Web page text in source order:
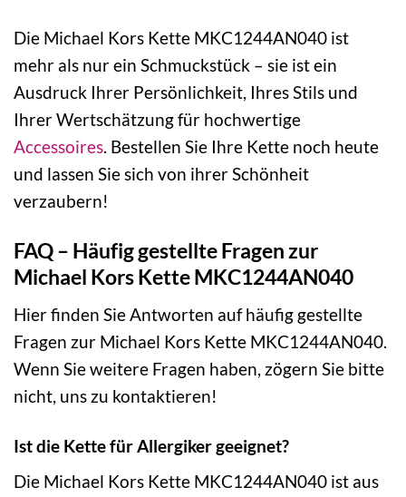
Die Michael Kors Kette MKC1244AN040 ist
mehr als nur ein Schmuckstück – sie ist ein
Ausdruck Ihrer Persönlichkeit, Ihres Stils und
Ihrer Wertschätzung für hochwertige
Accessoires. Bestellen Sie Ihre Kette noch heute
und lassen Sie sich von ihrer Schönheit
verzaubern!
FAQ – Häufig gestellte Fragen zur
Michael Kors Kette MKC1244AN040
Hier finden Sie Antworten auf häufig gestellte
Fragen zur Michael Kors Kette MKC1244AN040.
Wenn Sie weitere Fragen haben, zögern Sie bitte
nicht, uns zu kontaktieren!
Ist die Kette für Allergiker geeignet?
Die Michael Kors Kette MKC1244AN040 ist aus